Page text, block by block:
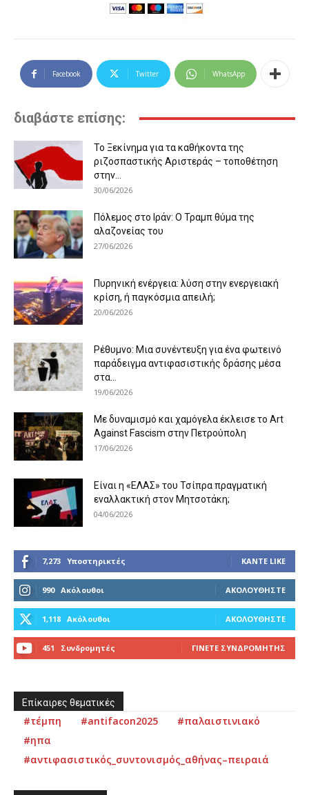
Facebook Twitter WhatsApp
διαβάστε επίσης:
Το Ξεκίνημα για τα καθήκοντα της
ριζοσπαστικής Αριστεράς – τοποθέτηση
στην...
30/06/2026
Πόλεμος στο Ιράν: Ο Τραμπ θύμα της
αλαζονείας του
27/06/2026
Πυρηνική ενέργεια: λύση στην ενεργειακή
κρίση, ή παγκόσμια απειλή;
20/06/2026
Ρέθυμνο: Μια συνέντευξη για ένα φωτεινό
παράδειγμα αντιφασιστικής δράσης μέσα
στα...
19/06/2026
Με δυναμισμό και χαμόγελα έκλεισε το Art
Against Fascism στην Πετρούπολη
17/06/2026
Είναι η «ΕΛΑΣ» του Τσίπρα πραγματική
εναλλακτική στον Μητσοτάκη;
04/06/2026
7,273 Υποστηρικτές ΚΆΝΤΕ LIKE
990 Ακόλουθοι ΑΚΟΛΟΥΘΉΣΤΕ
1,118 Ακόλουθοι ΑΚΟΛΟΥΘΉΣΤΕ
451 Συνδρομητές ΓΊΝΕΤΕ ΣΥΝΔΡΟΜΗΤΉΣ
Επίκαιρες θεματικές
#τέμπη #antifacon2025
#παλαιστινιακό
#ηπα
#αντιφασιστικός_συντονισμός_αθήνας–πειραιά